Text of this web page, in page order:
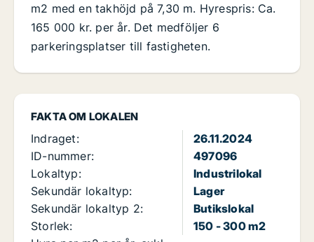
FAKTA OM LOKALEN
Indraget:
26.11.2024
ID-nummer:
497096
Lokaltyp:
Industrilokal
Sekundär lokaltyp:
Lager
Sekundär lokaltyp 2:
Butikslokal
Storlek:
150 - 300 m2
m2 med en takhöjd på 7,30 m. Hyrespris: Ca.
165 000 kr. per år. Det medföljer 6
parkeringsplatser till fastigheten.